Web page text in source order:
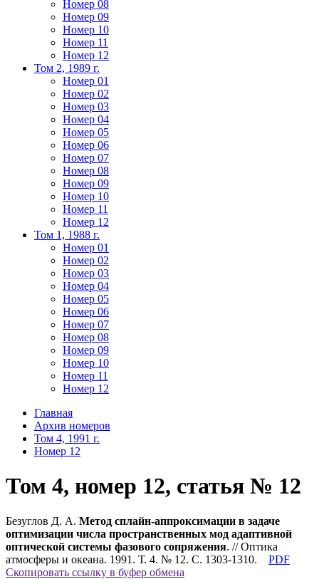
Номер 08
Номер 09
Номер 10
Номер 11
Номер 12
Том 2, 1989 г.
Номер 01
Номер 02
Номер 03
Номер 04
Номер 05
Номер 06
Номер 07
Номер 08
Номер 09
Номер 10
Номер 11
Номер 12
Том 1, 1988 г.
Номер 01
Номер 02
Номер 03
Номер 04
Номер 05
Номер 06
Номер 07
Номер 08
Номер 09
Номер 10
Номер 11
Номер 12
Главная
Архив номеров
Том 4, 1991 г.
Номер 12
Том 4, номер 12, статья № 12
Безуглов Д. А. Метод сплайн-аппроксимации в задаче
оптимизации числа пространственных мод адаптивной
оптической системы фазового сопряжения. // Оптика
атмосферы и океана. 1991. Т. 4. № 12. С. 1303-1310.
PDF
Скопировать ссылку в буфер обмена